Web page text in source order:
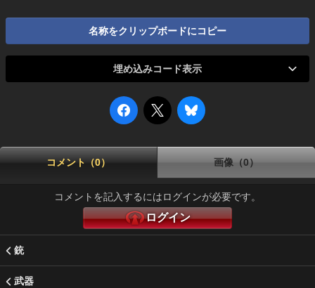
名称をクリップボードにコピー
埋め込みコード表示
コメント（0） 画像（0）
コメントを記入するにはログインが必要です。
ログイン
銃
武器